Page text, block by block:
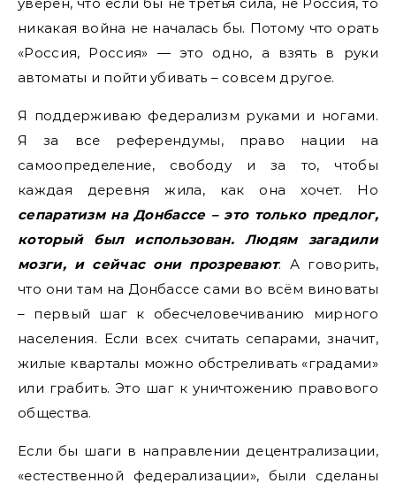
никакая война не началась бы. Потому что орать
«Россия, Россия» — это одно, а взять в руки
автоматы и пойти убивать – совсем другое.
Я поддерживаю федерализм руками и ногами.
Я за все референдумы, право нации на
самоопределение, свободу и за то, чтобы
каждая деревня жила, как она хочет. Но
сепаратизм на Донбассе – это только предлог,
который был использован. Людям загадили
мозги, и сейчас они прозревают. А говорить,
что они там на Донбассе сами во всём виноваты
– первый шаг к обесчеловечиванию мирного
населения. Если всех считать сепарами, значит,
жилые кварталы можно обстреливать «градами»
или грабить. Это шаг к уничтожению правового
общества.
Если бы шаги в направлении децентрализации,
«естественной федерализации», были сделаны